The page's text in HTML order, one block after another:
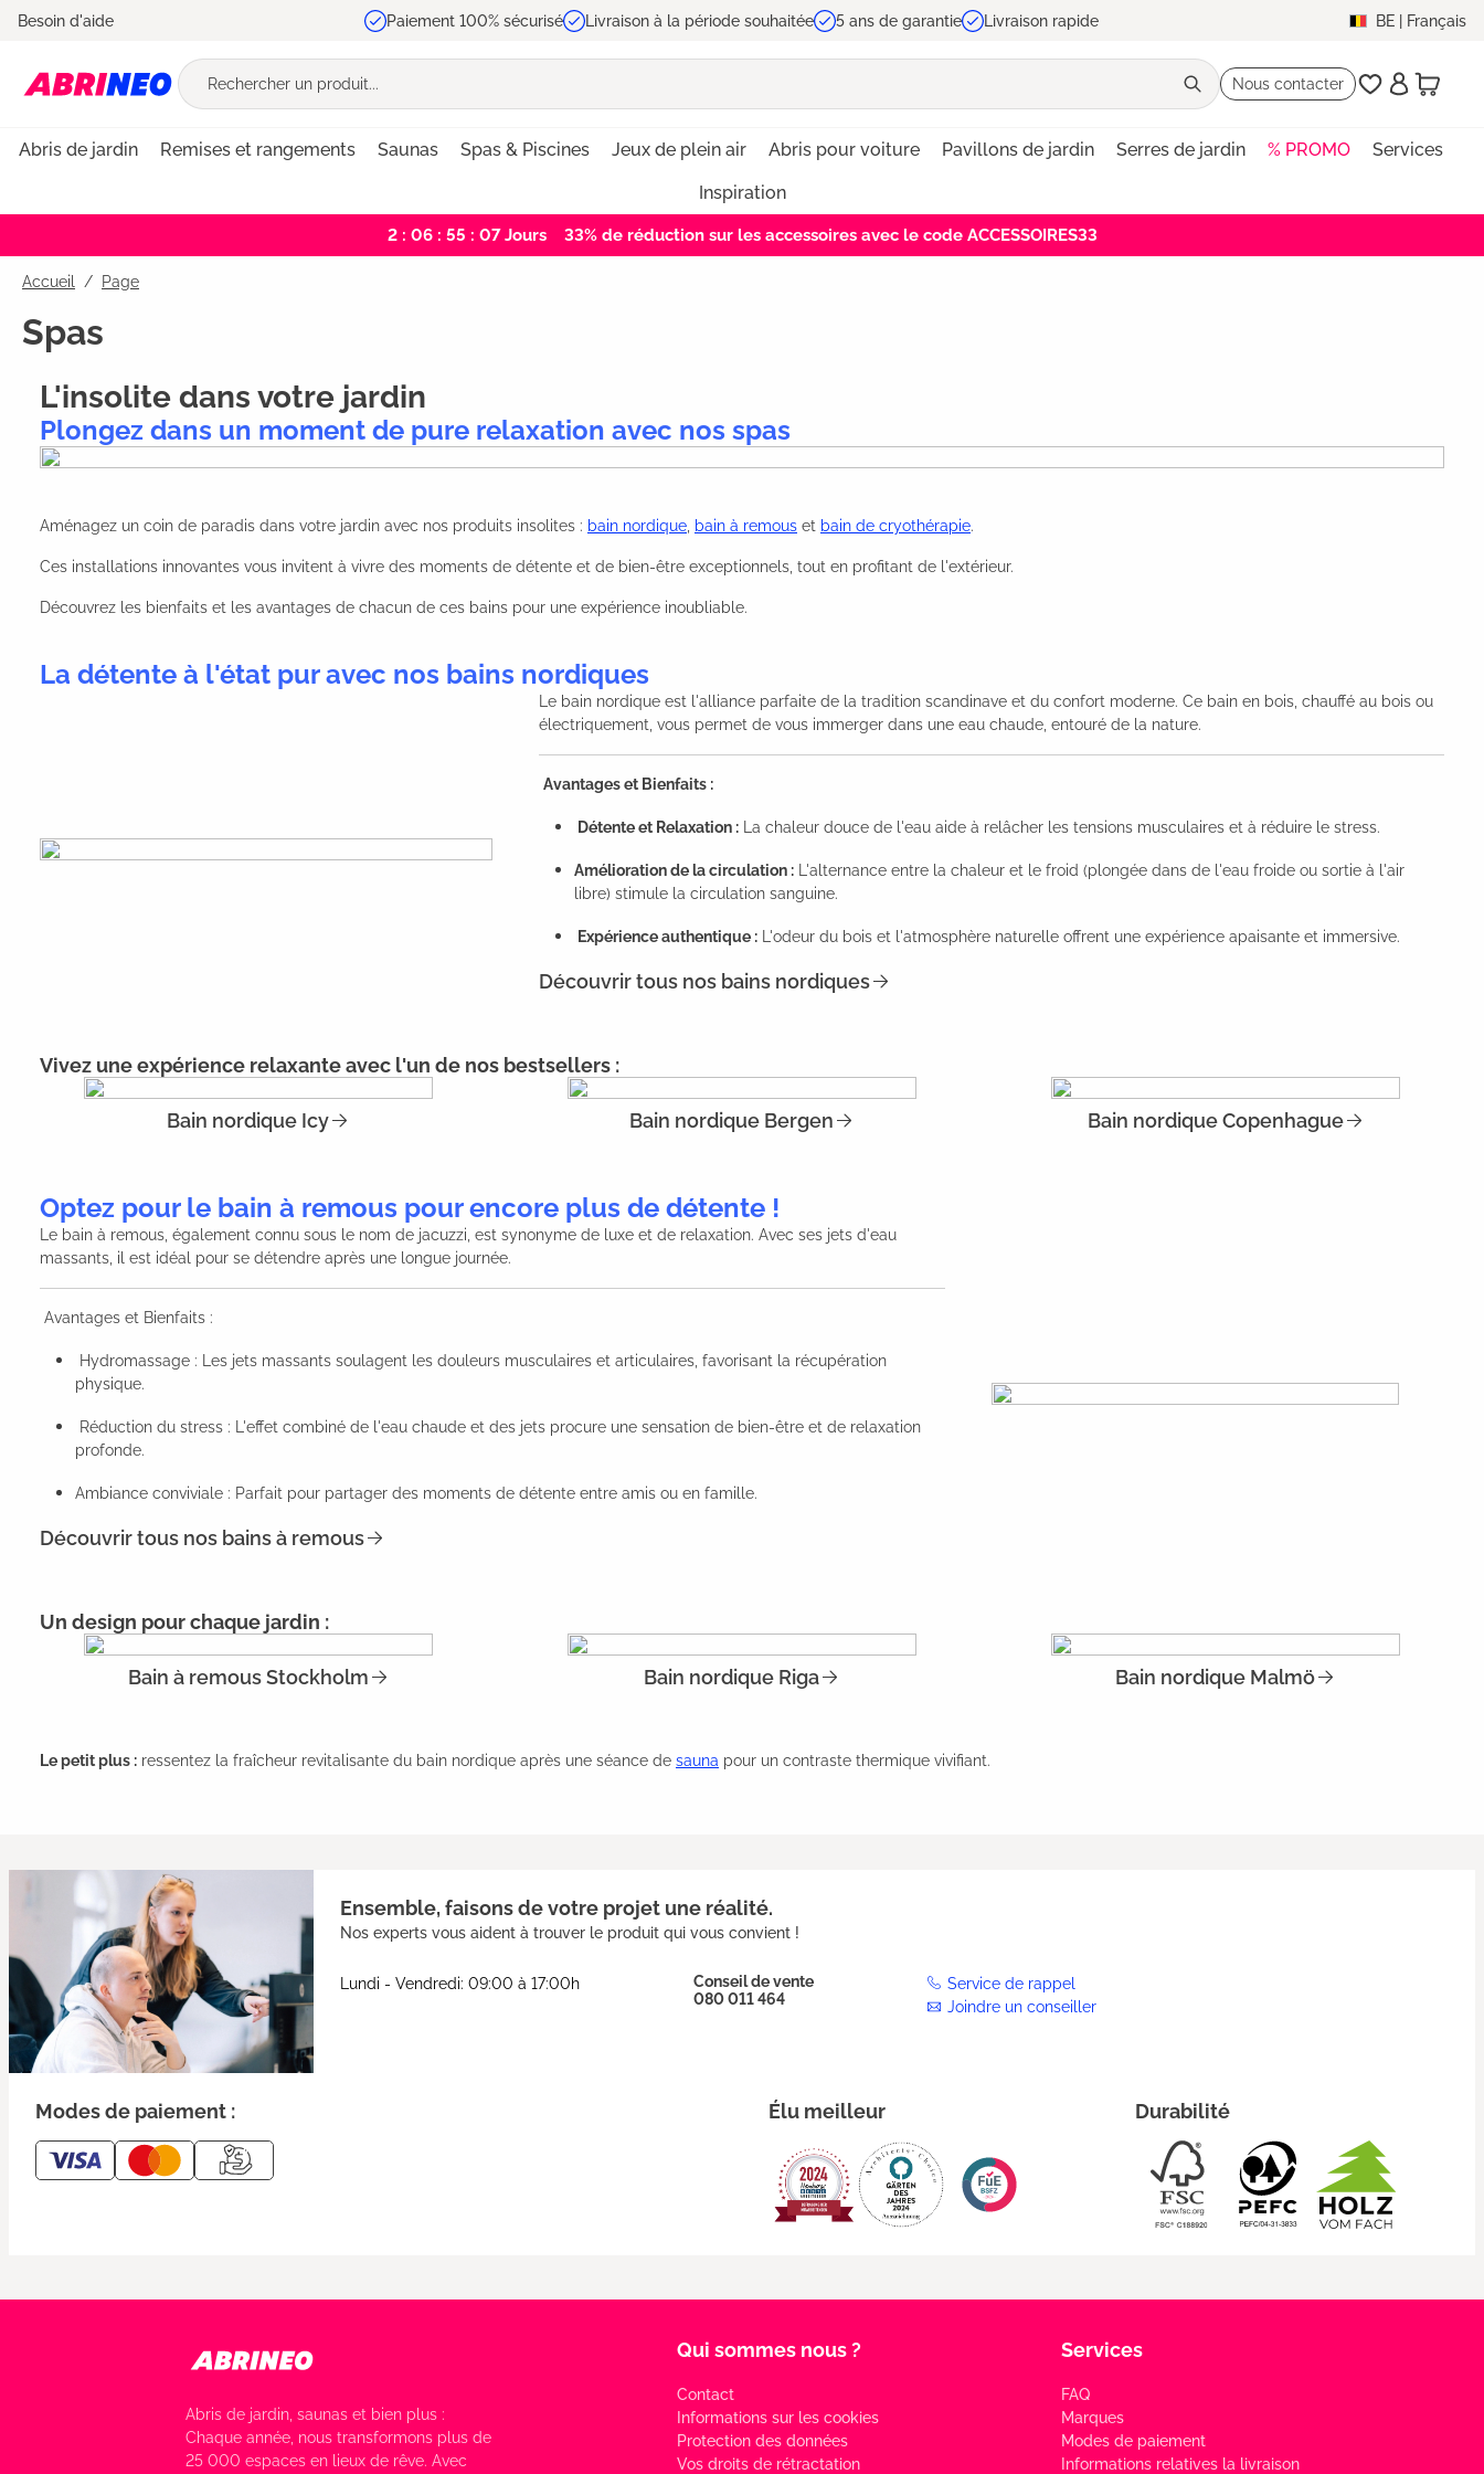
Passer à la navigation principale
Besoin d'aide Paiement 100% sécurisé Livraison à la période souhaitée 5 ans de garantie Livraison rapide BE | Français
Nous contacter
Abris de jardin Remises et rangements Saunas Spas & Piscines Jeux de plein air Abris pour voiture Pavillons de jardin Serres de jardin % PROMO Services
Inspiration
2 : 06 : 55 : 07Jours 33% de réduction sur les accessoires avec le code ACCESSOIRES33
Accueil Page
Spas
L'insolite dans votre jardin
Plongez dans un moment de pure relaxation avec nos spas
Aménagez un coin de paradis dans votre jardin avec nos produits insolites : bain nordique bain à remous et bain de cryothérapie.
Ces installations innovantes vous invitent à vivre des moments de détente et de bien-être exceptionnels, tout en profitant de l'extérieur.
Découvrez les bienfaits et les avantages de chacun de ces bains pour une expérience inoubliable.
La détente à l'état pur avec nos bains nordiques
Le bain nordique est l'alliance parfaite de la tradition scandinave et du confort moderne. Ce bain en bois, chauffé au bois ou
électriquement, vous permet de vous immerger dans une eau chaude, entouré de la nature.
Avantages et Bienfaits :
Détente et Relaxation : La chaleur douce de l'eau aide à relâcher les tensions musculaires et à réduire le stress.
Amélioration de la circulation : L'alternance entre la chaleur et le froid (plongée dans de l'eau froide ou sortie à l'air
libre) stimule la circulation sanguine.
Expérience authentique : L'odeur du bois et l'atmosphère naturelle offrent une expérience apaisante et immersive.
Découvrir tous nos bains nordiques
Vivez une expérience relaxante avec l'un de nos bestsellers :
Bain nordique Icy Bain nordique Bergen Bain nordique Copenhague
Optez pour le bain à remous pour encore plus de détente !
Le bain à remous, également connu sous le nom de jacuzzi, est synonyme de luxe et de relaxation. Avec ses jets d'eau
massants, il est idéal pour se détendre après une longue journée.
Avantages et Bienfaits :
Hydromassage : Les jets massants soulagent les douleurs musculaires et articulaires, favorisant la récupération
physique.
Réduction du stress : L'effet combiné de l'eau chaude et des jets procure une sensation de bien-être et de relaxation
profonde.
Ambiance conviviale : Parfait pour partager des moments de détente entre amis ou en famille.
Découvrir tous nos bains à remous
Un design pour chaque jardin :
Bain à remous Stockholm Bain nordique Riga Bain nordique Malmö
Le petit plus : ressentez la fraîcheur revitalisante du bain nordique après une séance de sauna pour un contraste thermique vivifiant.
Ensemble, faisons de votre projet une réalité.
Nos experts vous aident à trouver le produit qui vous convient !
Lundi - Vendredi: 09:00 à 17:00h
Conseil de vente
080 011 464
Service de rappel
Joindre un conseiller
Modes de paiement : Élu meilleur Durabilité
Abris de jardin, saunas et bien plus :
Chaque année, nous transformons plus de
25 000 espaces en lieux de rêve. Avec
Qui sommes nous ?
Contact
Informations sur les cookies
Protection des données
Vos droits de rétractation
Services
FAQ
Marques
Modes de paiement
Informations relatives la livraison